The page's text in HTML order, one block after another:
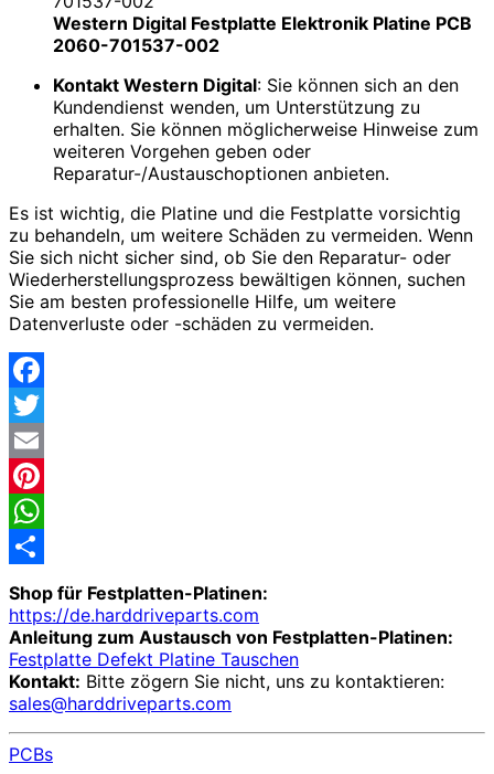
Western Digital Festplatte Elektronik Platine PCB
2060-701537-002
Kontakt Western Digital: Sie können sich an den
Kundendienst wenden, um Unterstützung zu
erhalten. Sie können möglicherweise Hinweise zum
weiteren Vorgehen geben oder
Reparatur-/Austauschoptionen anbieten.
Es ist wichtig, die Platine und die Festplatte vorsichtig
zu behandeln, um weitere Schäden zu vermeiden. Wenn
Sie sich nicht sicher sind, ob Sie den Reparatur- oder
Wiederherstellungsprozess bewältigen können, suchen
Sie am besten professionelle Hilfe, um weitere
Datenverluste oder -schäden zu vermeiden.
Facebook
Twitter
Email
Pinterest
WhatsApp
Share
Shop für Festplatten-Platinen:
https://de.harddriveparts.com
Anleitung zum Austausch von Festplatten-Platinen:
Festplatte Defekt Platine Tauschen
Kontakt: Bitte zögern Sie nicht, uns zu kontaktieren:
sales@harddriveparts.com
PCBs